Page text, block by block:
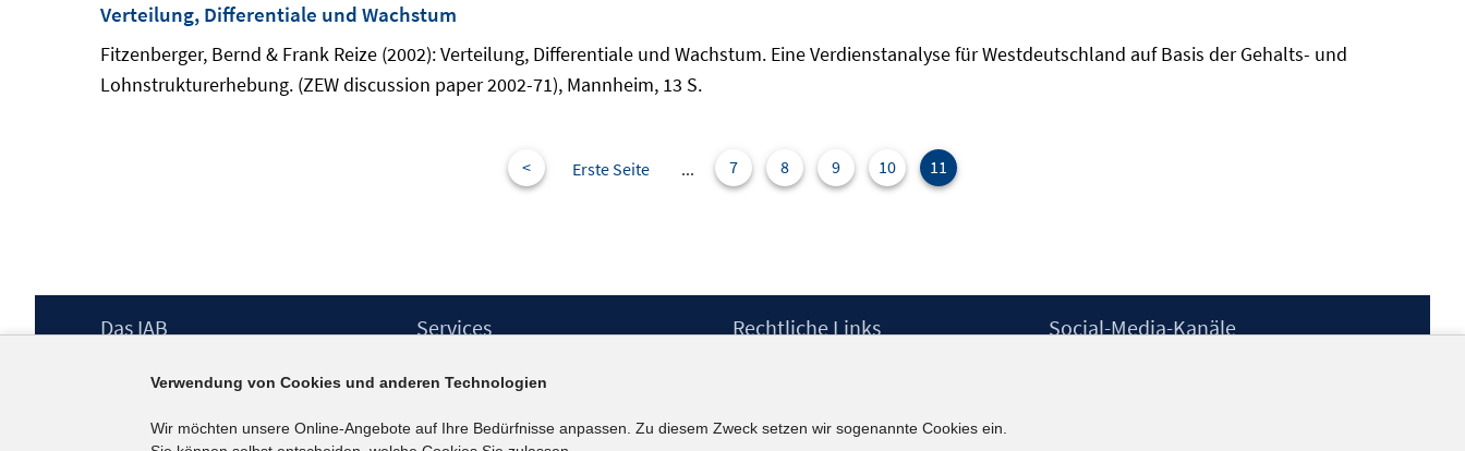
Verteilung, Differentiale und Wachstum
Fitzenberger, Bernd & Frank Reize (2002): Verteilung, Differentiale und Wachstum. Eine Verdienstanalyse für Westdeutschland auf Basis der Gehalts- und
Lohnstrukturerhebung. (ZEW discussion paper 2002-71), Mannheim, 13 S.
< Erste Seite ... 7 8 9 10 11
Footer
Das IAB
Berufsforschung (IAB) – unser Leitbild
Institutsleitung
Graduiertenprogramm
Services
IAB-Newsletter
Kontakt
Rechtliche Links
Erklärung zur Barrierefreiheit
Social-Media-Kanäle
Verwendung von Cookies und anderen Technologien
Wir möchten unsere Online-Angebote auf Ihre Bedürfnisse anpassen. Zu diesem Zweck setzen wir sogenannte Cookies ein.